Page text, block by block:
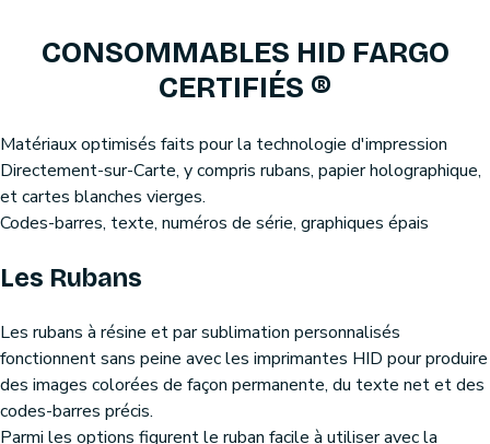
CONSOMMABLES HID FARGO
CERTIFIÉS ®
Matériaux optimisés faits pour la technologie d'impression
Directement-sur-Carte, y compris rubans, papier holographique,
et cartes blanches vierges.
Codes-barres, texte, numéros de série, graphiques épais
Les Rubans
Les rubans à résine et par sublimation personnalisés
fonctionnent sans peine avec les imprimantes HID pour produire
des images colorées de façon permanente, du texte net et des
codes-barres précis.
Parmi les options figurent le ruban facile à utiliser avec la